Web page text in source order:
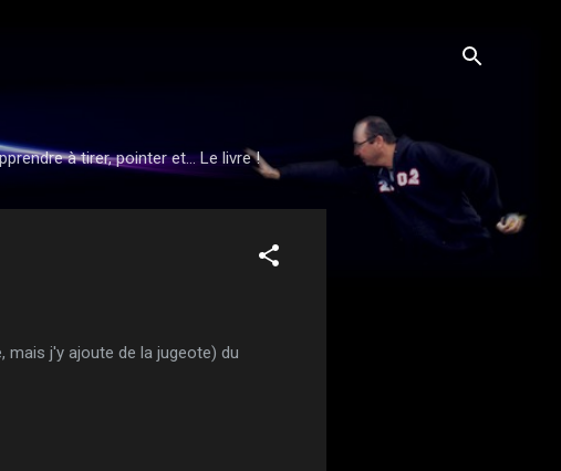
à tirer, pointer et... Le livre !
j'y ajoute de la jugeote) du